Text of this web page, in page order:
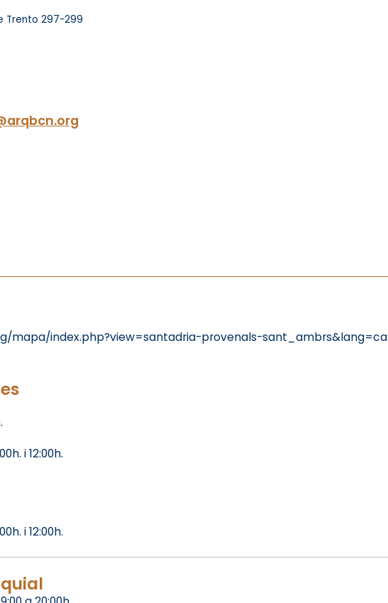
Trento 297-299
mapa/index.php?view=santadria-provenals-sant_ambrs&lang=ca
i 12:00h.
i 12:00h.